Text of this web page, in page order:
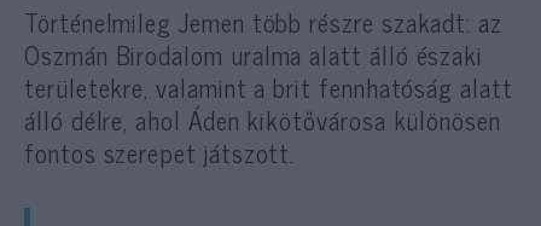
Történelmileg Jemen több részre szakadt: az
Oszmán Birodalom uralma alatt álló északi
területekre, valamint a brit fennhatóság alatt
álló délre, ahol Áden kikötővárosa különösen
fontos szerepet játszott.